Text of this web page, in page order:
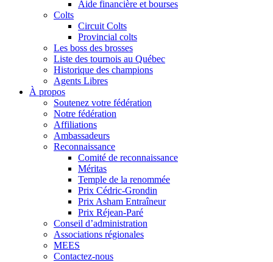
Aide financière et bourses
Colts
Circuit Colts
Provincial colts
Les boss des brosses
Liste des tournois au Québec
Historique des champions
Agents Libres
À propos
Soutenez votre fédération
Notre fédération
Affiliations
Ambassadeurs
Reconnaissance
Comité de reconnaissance
Méritas
Temple de la renommée
Prix Cédric-Grondin
Prix Asham Entraîneur
Prix Réjean-Paré
Conseil d’administration
Associations régionales
MEES
Contactez-nous